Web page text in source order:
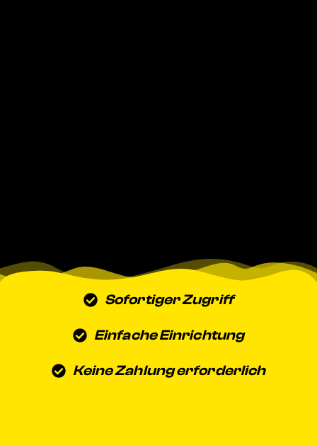
Sofortiger Zugriff
Einfache Einrichtung
Keine Zahlung erforderlich